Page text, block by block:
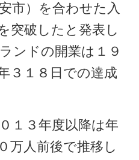
市）を合わせた入
突破したと発表し
ンドの開業は１９
３１８日での達成
１３年度以降は年
万人前後で推移し